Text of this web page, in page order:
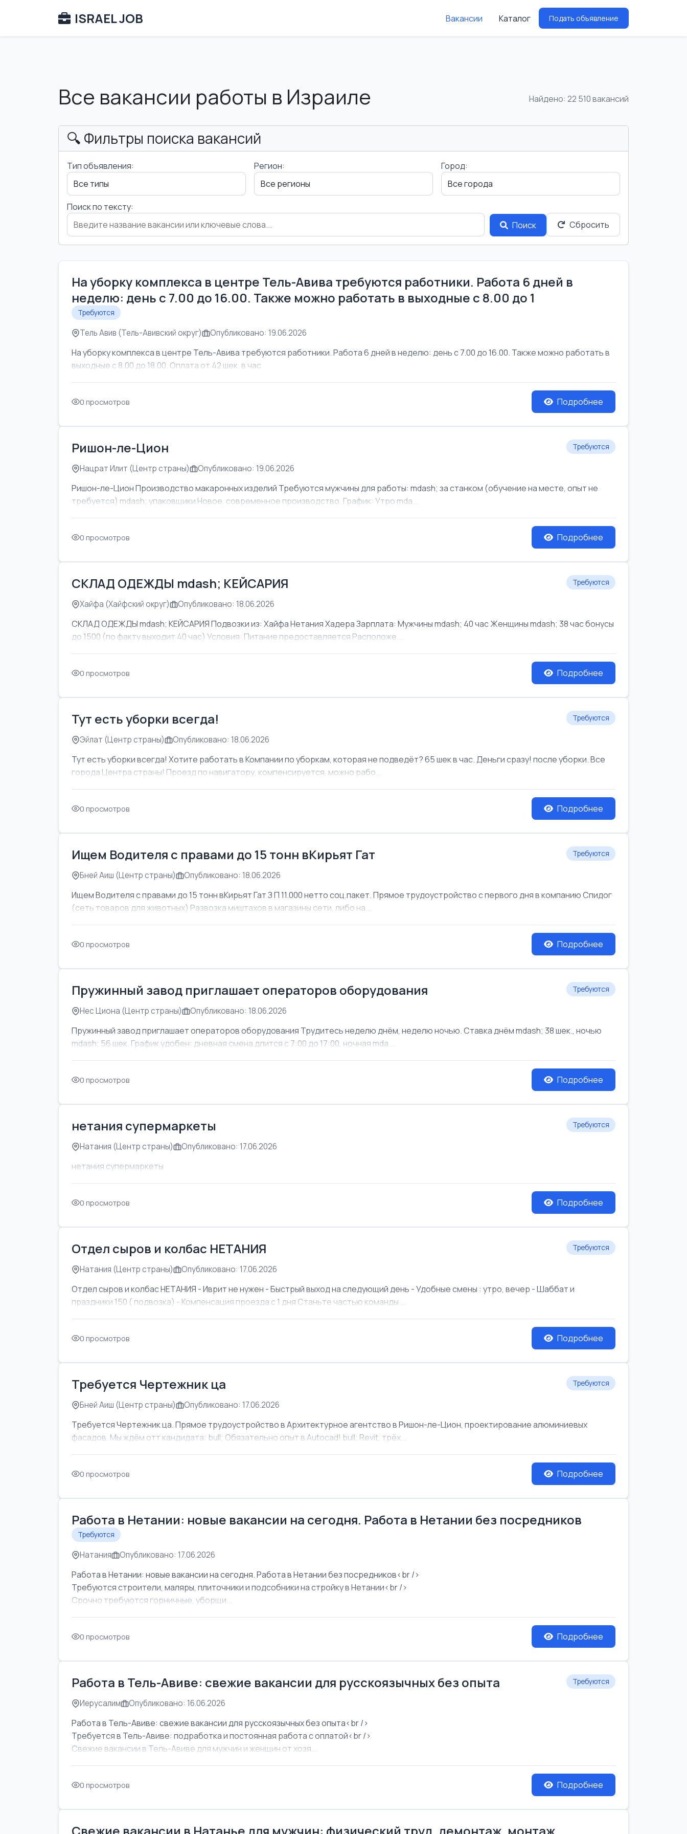
ISRAEL JOB Вакансии Каталог Подать объявление
Все вакансии работы в Израиле Найдено: 22 510 вакансий
🔍 Фильтры поиска вакансий
Тип объявления: Регион: Город:
Поиск по тексту:
Поиск
Сбросить
На уборку комплекса в центре Тель-Авива требуются работники. Работа 6 дней в
неделю: день с 7.00 до 16.00. Также можно работать в выходные с 8.00 до 1
Требуются
Тель Авив (Тель-Авивский округ) Опубликовано: 19.06.2026
На уборку комплекса в центре Тель-Авива требуются работники. Работа 6 дней в неделю: день с 7.00 до 16.00. Также можно работать в
выходные с 8.00 до 18.00. Оплата от 42 шек. в час
0 просмотров Подробнее
Ришон-ле-Цион Требуются
Нацрат Илит (Центр страны) Опубликовано: 19.06.2026
Ришон-ле-Цион Производство макаронных изделий Требуются мужчины для работы: mdash; за станком (обучение на месте, опыт не
требуется) mdash; упаковщики Новое, современное производство. График: Утро mda...
0 просмотров Подробнее
СКЛАД ОДЕЖДЫ mdash; КЕЙСАРИЯ Требуются
Хайфа (Хайфский округ) Опубликовано: 18.06.2026
СКЛАД ОДЕЖДЫ mdash; КЕЙСАРИЯ Подвозки из: Хайфа Нетания Хадера Зарплата: Мужчины mdash; 40 час Женщины mdash; 38 час бонусы
до 1500 (по факту выходит 40 час) Условия: Питание предоставляется Расположе...
0 просмотров Подробнее
Тут есть уборки всегда! Требуются
Эйлат (Центр страны) Опубликовано: 18.06.2026
Тут есть уборки всегда! Хотите работать в Компании по уборкам, которая не подведёт? 65 шек в час. Деньги сразу! после уборки. Все
города Центра страны! Проезд по навигатору, компенсируется. можно рабо...
0 просмотров Подробнее
Ищем Водителя с правами до 15 тонн вКирьят Гат Требуются
Бней Аиш (Центр страны) Опубликовано: 18.06.2026
Ищем Водителя с правами до 15 тонн вКирьят Гат З П 11.000 нетто соц.пакет. Прямое трудоустройство с первого дня в компанию Спидог
(сеть товаров для животных) Развозка миштахов в магазины сети, либо на...
0 просмотров Подробнее
Пружинный завод приглашает операторов оборудования Требуются
Нес Циона (Центр страны) Опубликовано: 18.06.2026
Пружинный завод приглашает операторов оборудования Трудитесь неделю днём, неделю ночью. Ставка днём mdash; 38 шек., ночью
mdash; 56 шек. График удобен: дневная смена длится с 7:00 до 17:00, ночная mda...
0 просмотров Подробнее
нетания супермаркеты Требуются
Натания (Центр страны) Опубликовано: 17.06.2026
нетания супермаркеты
0 просмотров Подробнее
Отдел сыров и колбас НЕТАНИЯ Требуются
Натания (Центр страны) Опубликовано: 17.06.2026
Отдел сыров и колбас НЕТАНИЯ - Иврит не нужен - Быстрый выход на следующий день - Удобные смены : утро, вечер - Шаббат и
праздники 150 ( подвозка) - Компенсация проезда с 1 дня Станьте частью команды ...
0 просмотров Подробнее
Требуется Чертежник ца Требуются
Бней Аиш (Центр страны) Опубликовано: 17.06.2026
Требуется Чертежник ца. Прямое трудоустройство в Архитектурное агентство в Ришон-ле-Цион, проектирование алюминиевых
фасадов. Мы ждём отт кандидата: bull; Обязательно опыт в Autocad! bull; Revit, трёх...
0 просмотров Подробнее
Работа в Нетании: новые вакансии на сегодня. Работа в Нетании без посредников
Требуются
Натания Опубликовано: 17.06.2026
Работа в Нетании: новые вакансии на сегодня. Работа в Нетании без посредников<br />
Требуются строители, маляры, плиточники и подсобники на стройку в Нетании<br />
Срочно требуются горничные, уборщи...
0 просмотров Подробнее
Работа в Тель-Авиве: свежие вакансии для русскоязычных без опыта Требуются
Иерусалим Опубликовано: 16.06.2026
Работа в Тель-Авиве: свежие вакансии для русскоязычных без опыта<br />
Требуется в Тель-Авиве: подработка и постоянная работа с оплатой<br />
Свежие вакансии в Тель-Авиве для мужчин и женщин от хозя...
0 просмотров Подробнее